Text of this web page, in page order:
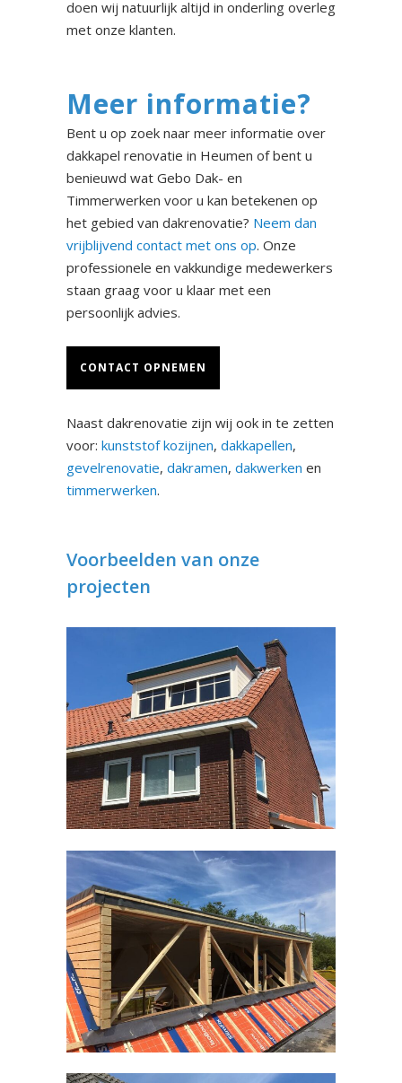
doen wij natuurlijk altijd in onderling overleg
met onze klanten.
Meer informatie?
Bent u op zoek naar meer informatie over
dakkapel renovatie in Heumen of bent u
benieuwd wat Gebo Dak- en
Timmerwerken voor u kan betekenen op
het gebied van dakrenovatie? Neem dan
vrijblijvend contact met ons op. Onze
professionele en vakkundige medewerkers
staan graag voor u klaar met een
persoonlijk advies.
CONTACT OPNEMEN
Naast dakrenovatie zijn wij ook in te zetten
voor: kunststof kozijnen, dakkapellen,
gevelrenovatie, dakramen, dakwerken en
timmerwerken.
Voorbeelden van onze
projecten
Dakkapel Malden
Timmerwerken divers